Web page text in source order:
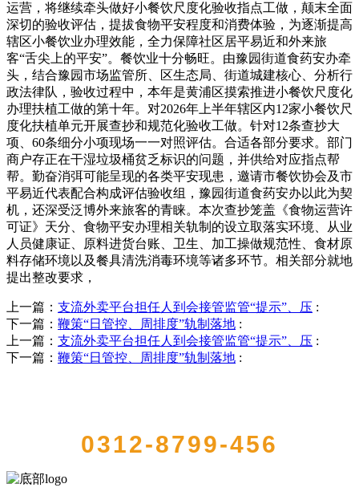
运营，将继续牵头做好小餐饮尺度化验收指点工做，颠末全面
深切的验收评估，提拔食物平安程度和消费体验，为逐渐提高
辖区小餐饮业办理效能，全力保障社区居平易近和外来旅
客“舌尖上的平安”。餐饮业十分畅旺。由豫园街道食药安办牵
头，结合豫园市场监管所、区生态局、街道城建核心、分析行
政法律队，验收过程中，本年是黄浦区摸索推进小餐饮尺度化
办理扶植工做的第十年。对2026年上半年辖区内12家小餐饮尺
度化扶植单元开展查抄和规范化验收工做。针对12条查抄大
项、60条细分小项现场一一对照评估。合适各部分要求。部门
商户存正在干湿垃圾桶贫乏标识的问题，并供给对应指点帮
帮。勤奋消弭可能呈现的各类平安现患，邀请市餐饮协会及市
平易近代表配合构成评估验收组，豫园街道食药安办以此为契
机，还深受泛博外来旅客的青睐。本次查抄笼盖《食物运营许
可证》天分、食物平安办理相关轨制的设立取落实环境、从业
人员健康证、原料进货台账、卫生、加工操做规范性、食材原
料存储环境以及餐具清洗消毒环境等诸多环节。相关部分就地
提出整改要求，
上一篇： 支流外卖平台担任人到会接管监管“提示”、压 :
下一篇： 鞭策“日管控、周排度”轨制落地 :
上一篇： 支流外卖平台担任人到会接管监管“提示”、压 :
下一篇： 鞭策“日管控、周排度”轨制落地 :
0312-8799-456